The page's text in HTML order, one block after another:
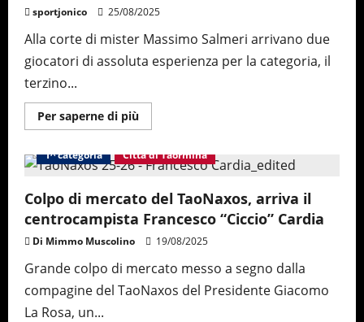
sportjonico 25/08/2025
Alla corte di mister Massimo Salmeri arrivano due
giocatori di assoluta esperienza per la categoria, il
terzino...
Per saperne di piùMaggiori
informazioni
giocatori
d’esperienza
il
TaoNaxos:
il
terzino
Luca
e
il
bomber
Walter
1^ categoria Città di Taormina
Colpo di mercato del TaoNaxos, arriva il
centrocampista Francesco “Ciccio” Cardia
Di Mimmo Muscolino 19/08/2025
Grande colpo di mercato messo a segno dalla
compagine del TaoNaxos del Presidente Giacomo
La Rosa, un...